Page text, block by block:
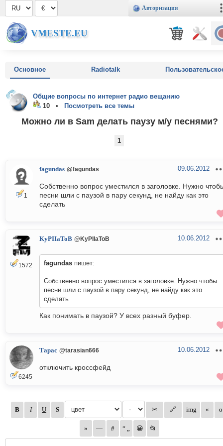
Авторизация
VMESTE.EU
Основное Radiotalk
Общие вопросы по интернет радио вещанию
10 •
Посмотреть все темы
Можно ли в Sam делать паузу м/у песнями?
1
1
fagundas @fagundas 09.06.2012
Собственно вопрос уместился в заголовке. Нужно
песни шли с паузой в пару секунд, не найду как это
сделать
1572
KyPIIaToB @KyPIIaToB 10.06.2012
fagundas пишет:
Собственно вопрос уместился в заголовке. Нужно чтобы
песни шли с паузой в пару секунд, не найду как это
сделать
Как понимать в паузой? У всех разный буфер.
6245
Тарас @tarasian666 10.06.2012
отключить кроссфейд